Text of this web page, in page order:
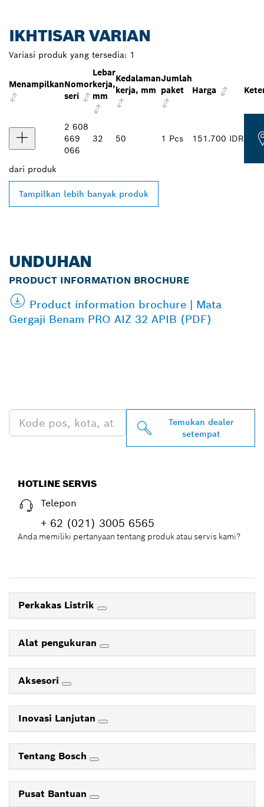
IKHTISAR VARIAN
Variasi produk yang tersedia: 1
MenampilkanNomor
seri
Lebar
kerja,
mm
Kedalaman
kerja, mm
Jumlah
paket
Harga
2 608
669
066
32 50 1 Pcs 151.700 IDR
dari produk
Tampilkan lebih banyak produk
UNDUHAN
PRODUCT INFORMATION BROCHURE
Product information brochure | Mata
Gergaji Benam PRO AIZ 32 APIB (PDF)
Temukan dealer
setempat
HOTLINE SERVIS
Telepon
+ 62 (021) 3005 6565
Anda memiliki pertanyaan tentang produk atau servis kami?
Perkakas Listrik
Alat pengukuran
Aksesori
Inovasi Lanjutan
Tentang Bosch
Pusat Bantuan